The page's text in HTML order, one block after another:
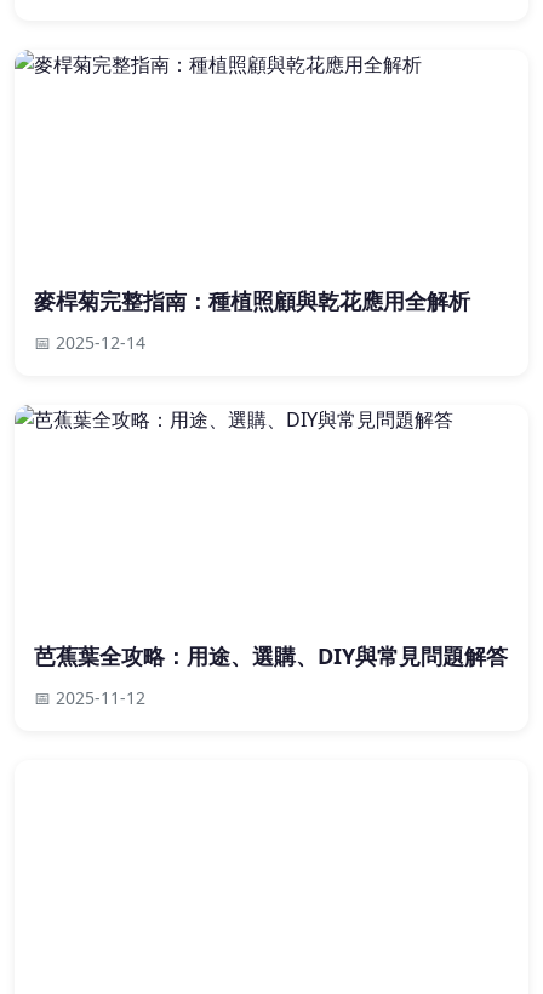
麥桿菊完整指南：種植照顧與乾花應用全解析
📅 2025-12-14
芭蕉葉全攻略：用途、選購、DIY與常見問題解答
📅 2025-11-12